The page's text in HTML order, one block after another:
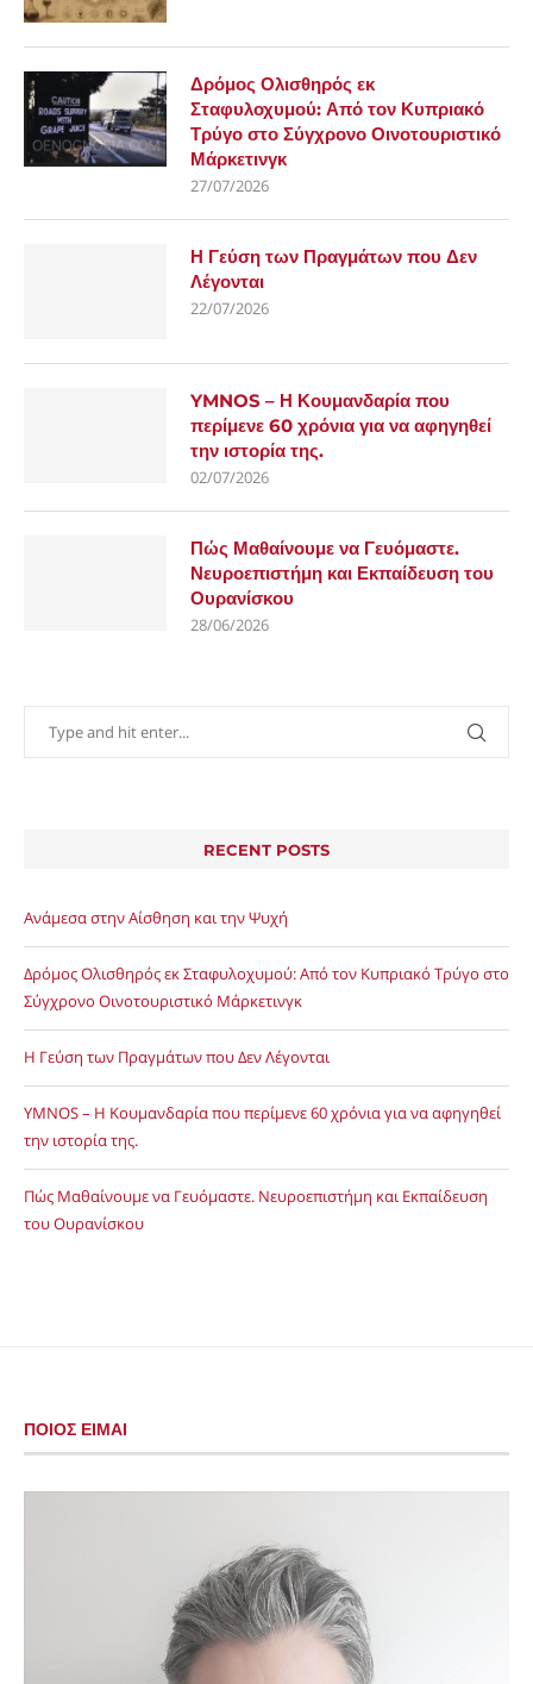
Δρόμος Ολισθηρός εκ
Σταφυλοχυμού: Από τον Κυπριακό
Τρύγο στο Σύγχρονο Οινοτουριστικό
Μάρκετινγκ
27/07/2026
Η Γεύση των Πραγμάτων που Δεν
Λέγονται
22/07/2026
YMNOS – Η Κουμανδαρία που
περίμενε 60 χρόνια για να αφηγηθεί
την ιστορία της.
02/07/2026
Πώς Μαθαίνουμε να Γευόμαστε.
Νευροεπιστήμη και Εκπαίδευση του
Ουρανίσκου
28/06/2026
RECENT POSTS
Ανάμεσα στην Αίσθηση και την Ψυχή
Δρόμος Ολισθηρός εκ Σταφυλοχυμού: Από τον Κυπριακό Τρύγο στο
Σύγχρονο Οινοτουριστικό Μάρκετινγκ
Η Γεύση των Πραγμάτων που Δεν Λέγονται
YMNOS – Η Κουμανδαρία που περίμενε 60 χρόνια για να αφηγηθεί
την ιστορία της.
Πώς Μαθαίνουμε να Γευόμαστε. Νευροεπιστήμη και Εκπαίδευση
του Ουρανίσκου
ΠΟΙΟΣ ΕΙΜΑΙ